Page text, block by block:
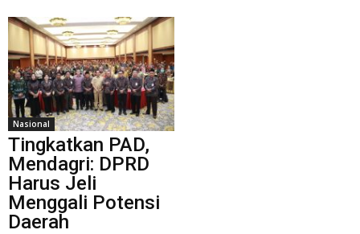
Nasional
Tingkatkan PAD,
Mendagri: DPRD
Harus Jeli
Menggali Potensi
Daerah